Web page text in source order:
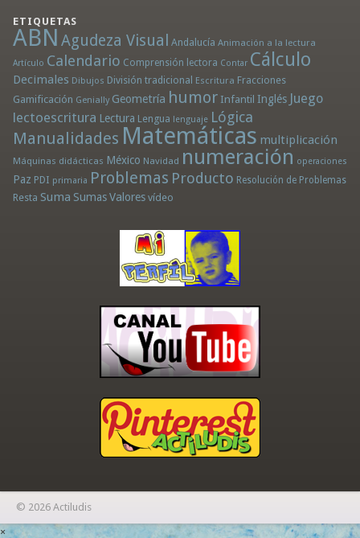
ETIQUETAS
ABN Agudeza Visual Andalucía Animación a la lectura
Artículo Calendario Comprensión lectora Contar Cálculo
Decimales Dibujos División tradicional Escritura Fracciones
Gamificación Genially Geometría humor Infantil Inglés Juego
lectoescritura Lectura Lengua lenguaje Lógica
Manualidades Matemáticas multiplicación
Máquinas didácticas México Navidad numeración operaciones
Paz PDI primaria Problemas Producto Resolución de Problemas
Resta Suma Sumas Valores vídeo
© 2026 Actiludis
×